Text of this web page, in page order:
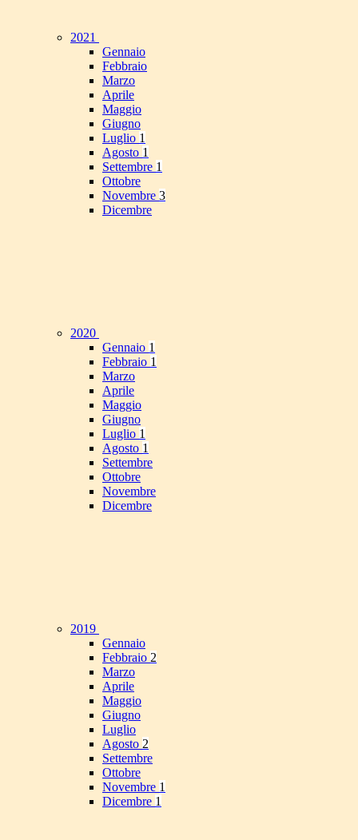
2021
Gennaio
Febbraio
Marzo
Aprile
Maggio
Giugno
Luglio 1
Agosto 1
Settembre 1
Ottobre
Novembre 3
Dicembre
2020
Gennaio 1
Febbraio 1
Marzo
Aprile
Maggio
Giugno
Luglio 1
Agosto 1
Settembre
Ottobre
Novembre
Dicembre
2019
Gennaio
Febbraio 2
Marzo
Aprile
Maggio
Giugno
Luglio
Agosto 2
Settembre
Ottobre
Novembre 1
Dicembre 1